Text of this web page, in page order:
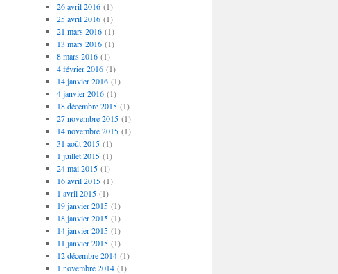
26 avril 2016(1)
25 avril 2016(1)
21 mars 2016(1)
13 mars 2016(1)
8 mars 2016(1)
4 février 2016(1)
14 janvier 2016(1)
4 janvier 2016(1)
18 décembre 2015(1)
27 novembre 2015(1)
14 novembre 2015(1)
31 août 2015(1)
1 juillet 2015(1)
24 mai 2015(1)
16 avril 2015(1)
1 avril 2015(1)
19 janvier 2015(1)
18 janvier 2015(1)
14 janvier 2015(1)
11 janvier 2015(1)
12 décembre 2014(1)
1 novembre 2014(1)